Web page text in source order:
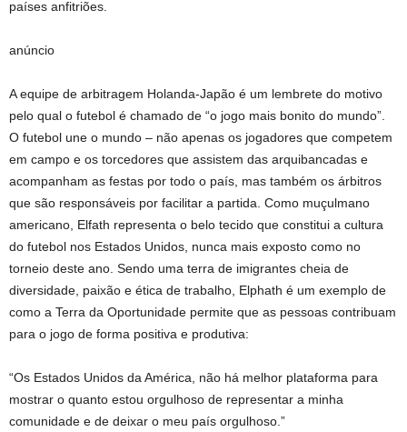
países anfitriões.
anúncio
A equipe de arbitragem Holanda-Japão é um lembrete do motivo
pelo qual o futebol é chamado de “o jogo mais bonito do mundo”.
O futebol une o mundo – não apenas os jogadores que competem
em campo e os torcedores que assistem das arquibancadas e
acompanham as festas por todo o país, mas também os árbitros
que são responsáveis ​​por facilitar a partida. Como muçulmano
americano, Elfath representa o belo tecido que constitui a cultura
do futebol nos Estados Unidos, nunca mais exposto como no
torneio deste ano. Sendo uma terra de imigrantes cheia de
diversidade, paixão e ética de trabalho, Elphath é um exemplo de
como a Terra da Oportunidade permite que as pessoas contribuam
para o jogo de forma positiva e produtiva:
“Os Estados Unidos da América, não há melhor plataforma para
mostrar o quanto estou orgulhoso de representar a minha
comunidade e de deixar o meu país orgulhoso.”